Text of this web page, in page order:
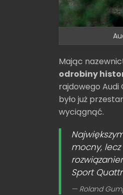
Mając
odrobiny
rajdowego
było już
wyciągnąć.
mocny,
Sport
Roland